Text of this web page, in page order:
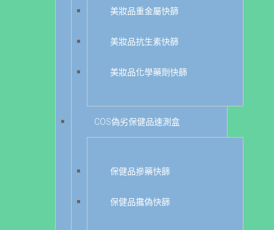
美妝品重金屬快篩
美妝品抗生素快篩
美妝品化學藥劑快篩
COS偽劣保健品速測盒
保健品摻藥快篩
保健品攙偽快篩